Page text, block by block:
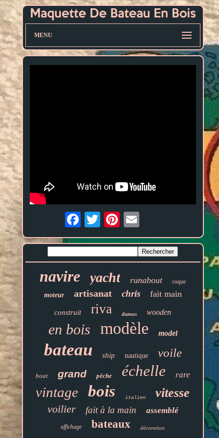
MENU
Email
navire yacht runabout coque
moteur artisanat chris fait main
construit riva dumas wooden
en bois modèle model
bateau ship nautique voile
boat grand pêche échelle rare
vintage bois italien vitesse
voilier fait à la main assemblé
affichage bateaux décoration